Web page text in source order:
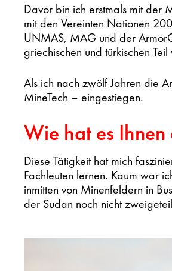
Davor bin ich erstmals mit der
mit den Vereinten Nationen
UNMAS, MAG und der
griechischen und türkischen
Als ich nach zwölf Jahren die
MineTech – eingestiegen.
Wie hat es
Diese Tätigkeit hat mich
Fachleuten lernen. Kaum war
inmitten von Minenfeldern in
der Sudan noch nicht